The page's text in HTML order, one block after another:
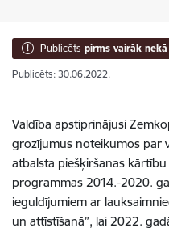
Publicēts pirms vairāk
Publicēts: 30.06.2022.
Valdība apstiprinājusi
grozījumus noteikumos par
atbalsta piešķiršanas
programmas 2014.-2020.
ieguldījumiem ar
un attīstīšanā”, lai 2022.